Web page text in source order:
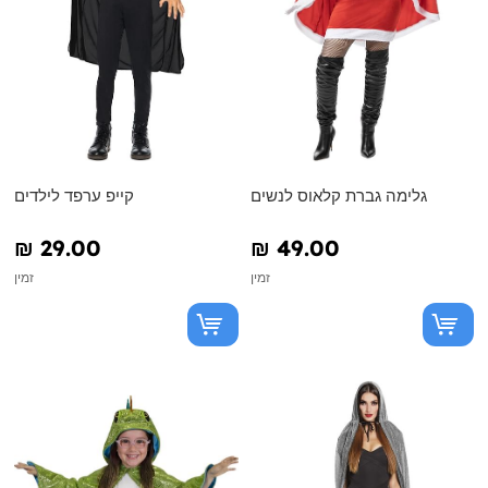
קייפ ערפד לילדים
₪‎ 29.00
זמין
גלימה גברת קלאוס לנשים
₪‎ 49.00
זמין